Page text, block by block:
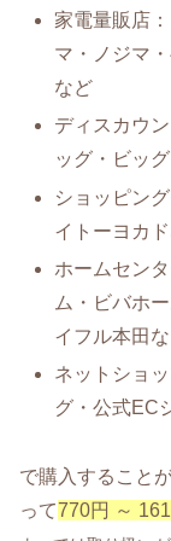
家電量販店
マ・ノジマ
など
ディスカウ
ッグ・ビッ
ショッピン
イトーヨカ
ホームセン
ム・ビバホ
イフル本田
ネットショ
グ・公式EC
で購入すること
って770円 ～